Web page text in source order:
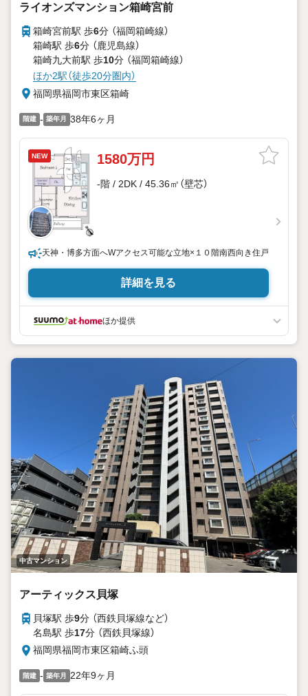
ライオンズマンション箱崎宮前
箱崎宮前駅 歩6分 （福岡箱崎線）
箱崎駅 歩6分 （鹿児島線）
箱崎九大前駅 歩10分 （福岡箱崎線）
ほか2駅（徒歩20分圏内）
福岡県福岡市東区箱崎
階建 - 築年月 38年6ヶ月
NEW 1580万円
-階 / 2DK / 45.36㎡（壁芯）
天神・博多方面へWアクセス可能な立地×１０階南西向き住戸
詳細を見る
ほか提供
中古マンション
アーティックス貝塚
貝塚駅 歩9分 （西鉄貝塚線など）
名島駅 歩17分 （西鉄貝塚線）
福岡県福岡市東区箱崎ふ頭
階建 - 築年月 22年9ヶ月